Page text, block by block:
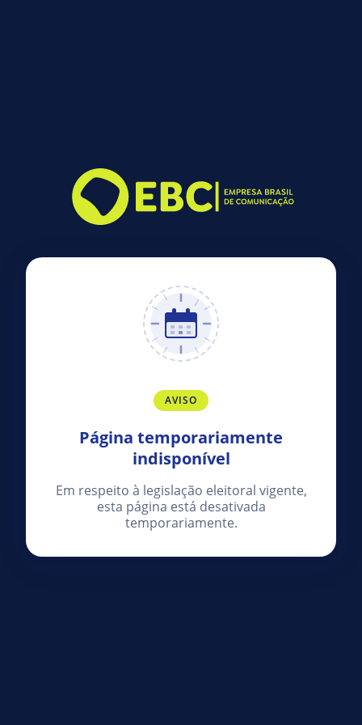
AVISO
Página temporariamente
indisponível
Em respeito à legislação eleitoral vigente,
esta página está desativada
temporariamente.